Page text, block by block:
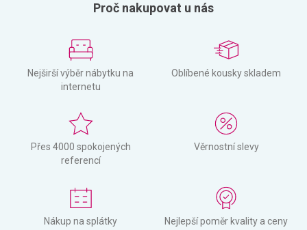
Proč nakupovat u nás
Nejširší výběr nábytku na
internetu
Oblíbené kousky skladem
Přes 4000 spokojených
referencí
Věrnostní slevy
Nákup na splátky Nejlepší poměr kvality a ceny